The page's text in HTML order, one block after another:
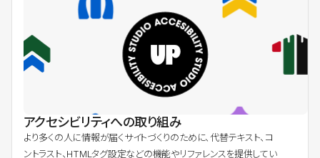
アクセシビリティへの取り組み
より多くの人に情報が届くサイトづくりのために、代替テキスト、コ
ントラスト、HTMLタグ設定などの機能やリファレンスを提供してい